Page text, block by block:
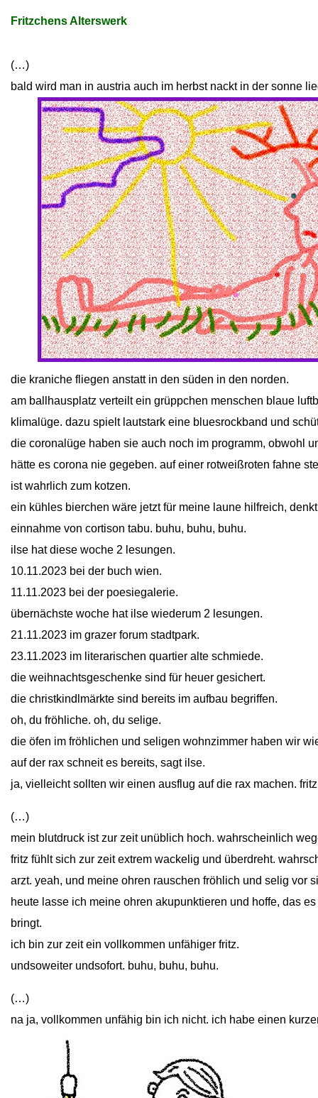
Fritzchens Alterswerk
(…)
bald wird man in austria auch im herbst nackt in der sonne
die kraniche fliegen anstatt in den süden in den norden.
am ballhausplatz verteilt ein grüppchen menschen blaue
klimalüge. dazu spielt lautstark eine bluesrockband und
die coronalüge haben sie auch noch im programm, obwohl
hätte es corona nie gegeben. auf einer rotweißroten fahne
ist wahrlich zum kotzen.
ein kühles bierchen wäre jetzt für meine laune hilfreich,
einnahme von cortison tabu. buhu, buhu, buhu.
ilse hat diese woche 2 lesungen.
10.11.2023 bei der buch wien.
11.11.2023 bei der poesiegalerie.
übernächste woche hat ilse wiederum 2 lesungen.
21.11.2023 im grazer forum stadtpark.
23.11.2023 im literarischen quartier alte schmiede.
die weihnachtsgeschenke sind für heuer gesichert.
die christkindlmärkte sind bereits im aufbau begriffen.
oh, du fröhliche. oh, du selige.
die öfen im fröhlichen und seligen wohnzimmer haben wir
auf der rax schneit es bereits, sagt ilse.
ja, vielleicht sollten wir einen ausflug auf die rax machen.
(…)
mein blutdruck ist zur zeit unüblich hoch. wahrscheinlich
fritz fühlt sich zur zeit extrem wackelig und überdreht.
arzt. yeah, und meine ohren rauschen fröhlich und selig vor
heute lasse ich meine ohren akupunktieren und hoffe, das
bringt.
ich bin zur zeit ein vollkommen unfähiger fritz.
undsoweiter undsofort. buhu, buhu, buhu.
(…)
na ja, vollkommen unfähig bin ich nicht. ich habe einen